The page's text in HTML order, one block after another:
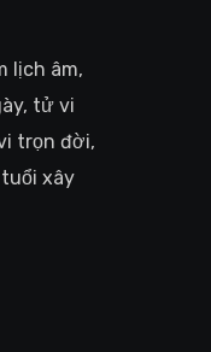
lịch âm,
tử vi
trọn đời,
xây